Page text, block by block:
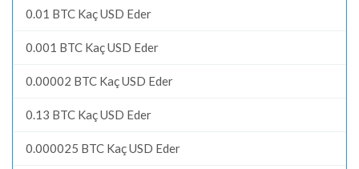
0.01 BTC Kaç USD Eder
0.001 BTC Kaç USD Eder
0.00002 BTC Kaç USD Eder
0.13 BTC Kaç USD Eder
0.000025 BTC Kaç USD Eder